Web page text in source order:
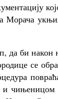
Морача
да би
се
и